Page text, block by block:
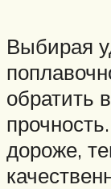
Выбирая
обратить
дороже,